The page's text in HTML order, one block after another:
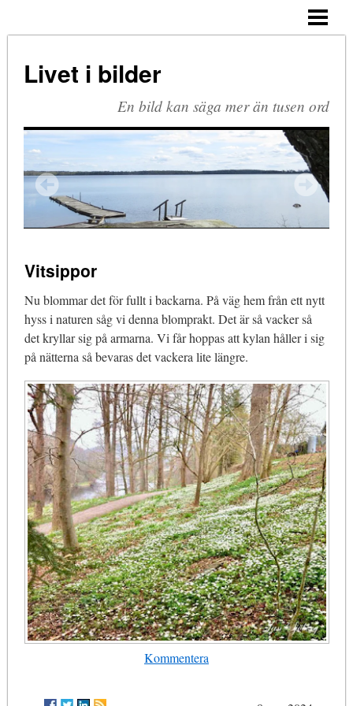
BLOGG
KOMMENTERA
Livet i bilder
En bild kan säga mer än tusen ord
Vitsippor
Nu blommar det för fullt i backarna. På väg hem från ett nytt
hyss i naturen såg vi denna blomprakt. Det är så vacker så
det kryllar sig på armarna. Vi får hoppas att kylan håller i sig
på nätterna så bevaras det vackera lite längre.
Kommentera